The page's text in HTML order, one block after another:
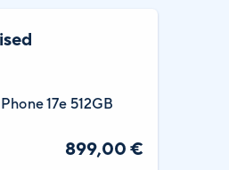
17e 512GB
899,00 €